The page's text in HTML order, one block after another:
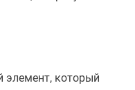
элемент, который